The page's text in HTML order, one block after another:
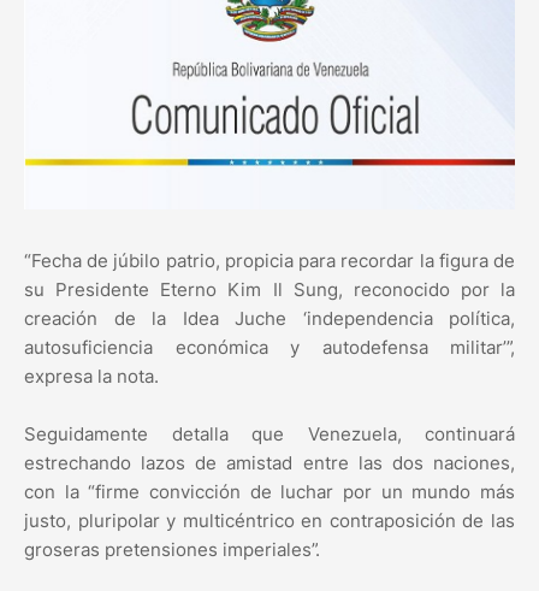
“Fecha de júbilo patrio, propicia para recordar la figura de
su Presidente Eterno Kim Il Sung, reconocido por la
creación de la Idea Juche ‘independencia política,
autosuficiencia económica y autodefensa militar’”,
expresa la nota.
Seguidamente detalla que Venezuela, continuará
estrechando lazos de amistad entre las dos naciones,
con la “firme convicción de luchar por un mundo más
justo, pluripolar y multicéntrico en contraposición de las
groseras pretensiones imperiales”.